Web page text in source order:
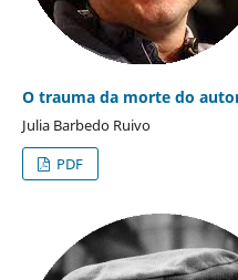
O trauma da morte do
Julia Barbedo Ruivo
PDF